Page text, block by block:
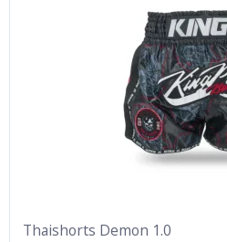
Thaishorts Demon 1.0